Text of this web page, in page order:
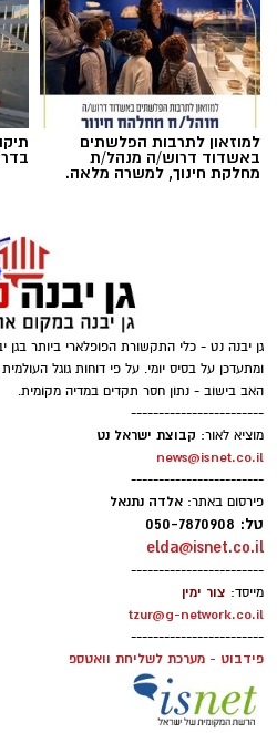
לוחמי האש מתחנות אשדוד
לשריפת אוטובוס בכביש 7, סמוך למחלף בית רבן.
עם הגעת הכוחות למקום
באוטובוס העולה באש ופעלו
הלהבות, ביצוע סריקות
והנהגים התבקשו להימנע
להנחיות המשטרה.
לאחר פעולות כיבוי ממושכות
והצלה כי הושגה שליטה
בהמשך נפתח הכביש מחדש
בעוד לוחמי האש המשיכו
ובדיקת הזירה.
למוזאון לתרבות הפלשתים
באשדוד דרוש/ה מנהל/ת
מחלקת חינוך, למשרה מלאה.
גן יבנה נט - כלי התקשורת הפופלארי ביותר
ומתעדכן על בסיס יומי. על פי דוחות גוגל
האב בישוב - נתון חסר תקדים במדיה מקומית.
------------------------
מוציא לאור: קבוצת ישראל נט
news@isnet.co.il
------------------------
פירסום באתר: אלדה נתנאל
טל: 050-7870908
elda@isnet.co.il
------------------------
מייסד: צור ימין
tzur@g-network.co.il
------------------------
פידבוט - מערכת לשליחת וואטספ